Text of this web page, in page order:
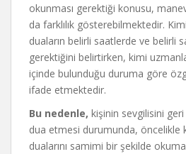
okunması gerektiği konusu,
da farklılık gösterebilmektedir.
duaların belirli saatlerde ve belirli
gerektiğini belirtirken, kimi
içinde bulunduğu duruma göre
ifade etmektedir.
Bu nedenle, kişinin sevgilisini
dua etmesi durumunda, öncelikle
dualarını samimi bir şekilde